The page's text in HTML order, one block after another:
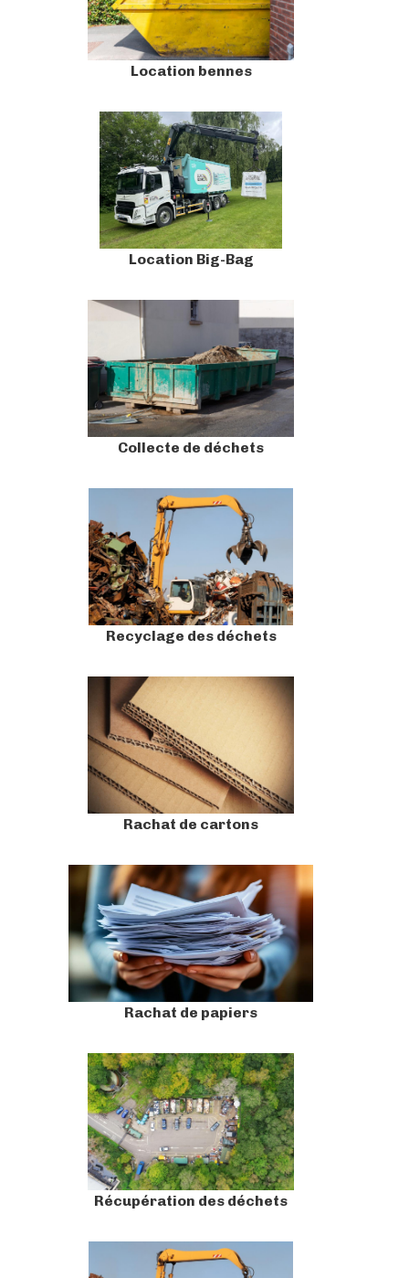
Location bennes
Location Big-Bag
Collecte de déchets
Recyclage des déchets
Rachat de cartons
Rachat de papiers
Récupération des déchets